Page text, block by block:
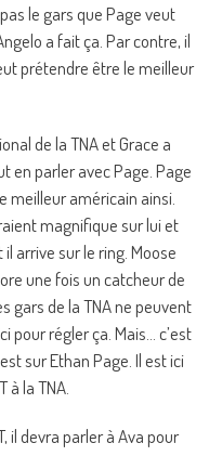
le gars que Page veut
a fait ça. Par contre, il
prétendre être le meilleur
de la TNA et Grace a
en parler avec Page. Page
meilleur américain ainsi.
magnifique sur lui et
arrive sur le ring. Moose
une fois un catcheur de
gars de la TNA ne peuvent
pour régler ça. Mais… c’est
sur Ethan Page. Il est ici
à la TNA.
il devra parler à Ava pour